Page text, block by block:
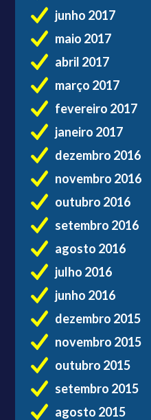
junho 2017
maio 2017
abril 2017
março 2017
fevereiro 2017
janeiro 2017
dezembro 2016
novembro 2016
outubro 2016
setembro 2016
agosto 2016
julho 2016
junho 2016
dezembro 2015
novembro 2015
outubro 2015
setembro 2015
agosto 2015